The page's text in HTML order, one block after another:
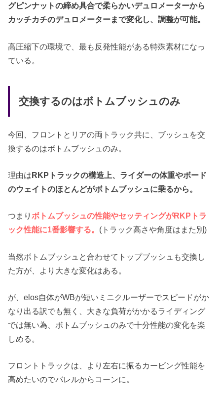
グピンナットの締め具合で柔らかいデュロメーターから
カッチカチのデュロメーターまで変化し、調整が可能。
高圧縮下の環境で、最も反発性能がある特殊素材になっ
ている。
交換するのはボトムブッシュのみ
今回、フロントとリアの両トラック共に、ブッシュを交
換するのはボトムブッシュのみ。
理由はRKPトラックの構造上、ライダーの体重やボード
のウェイトのほとんどがボトムブッシュに乗るから。
つまり ボトムブッシュの性能やセッティングがRKPトラ
ック性能に1番影響する。 (トラック高さや角度はまた別)
当然ボトムブッシュと合わせてトップブッシュも交換し
た方が、より大きな変化はある。
が、elos自体がWBが短いミニクルーザーでスピードがか
なり出る訳でも無く、大きな負荷がかかるライディング
では無い為、ボトムブッシュのみで十分性能の変化を楽
しめる。
フロントトラックは、より左右に振るカービング性能を
高めたいのでバレルからコーンに。